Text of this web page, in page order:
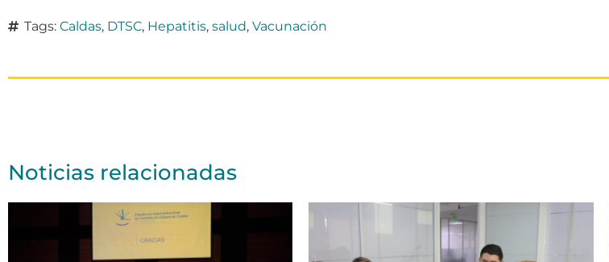
Tags: Caldas, DTSC, Hepatitis, salud, Vacunación
Noticias relacionadas